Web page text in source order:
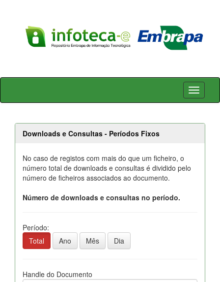
Skip
Downloads e Consultas - Períodos Fixos
No caso de registos com mais do que um ficheiro, o
número total de downloads e consultas é dividido pelo
número de ficheiros associados ao documento.
Número de downloads e consultas no período.
Período:
Total
Ano Mês Dia
Handle do Documento